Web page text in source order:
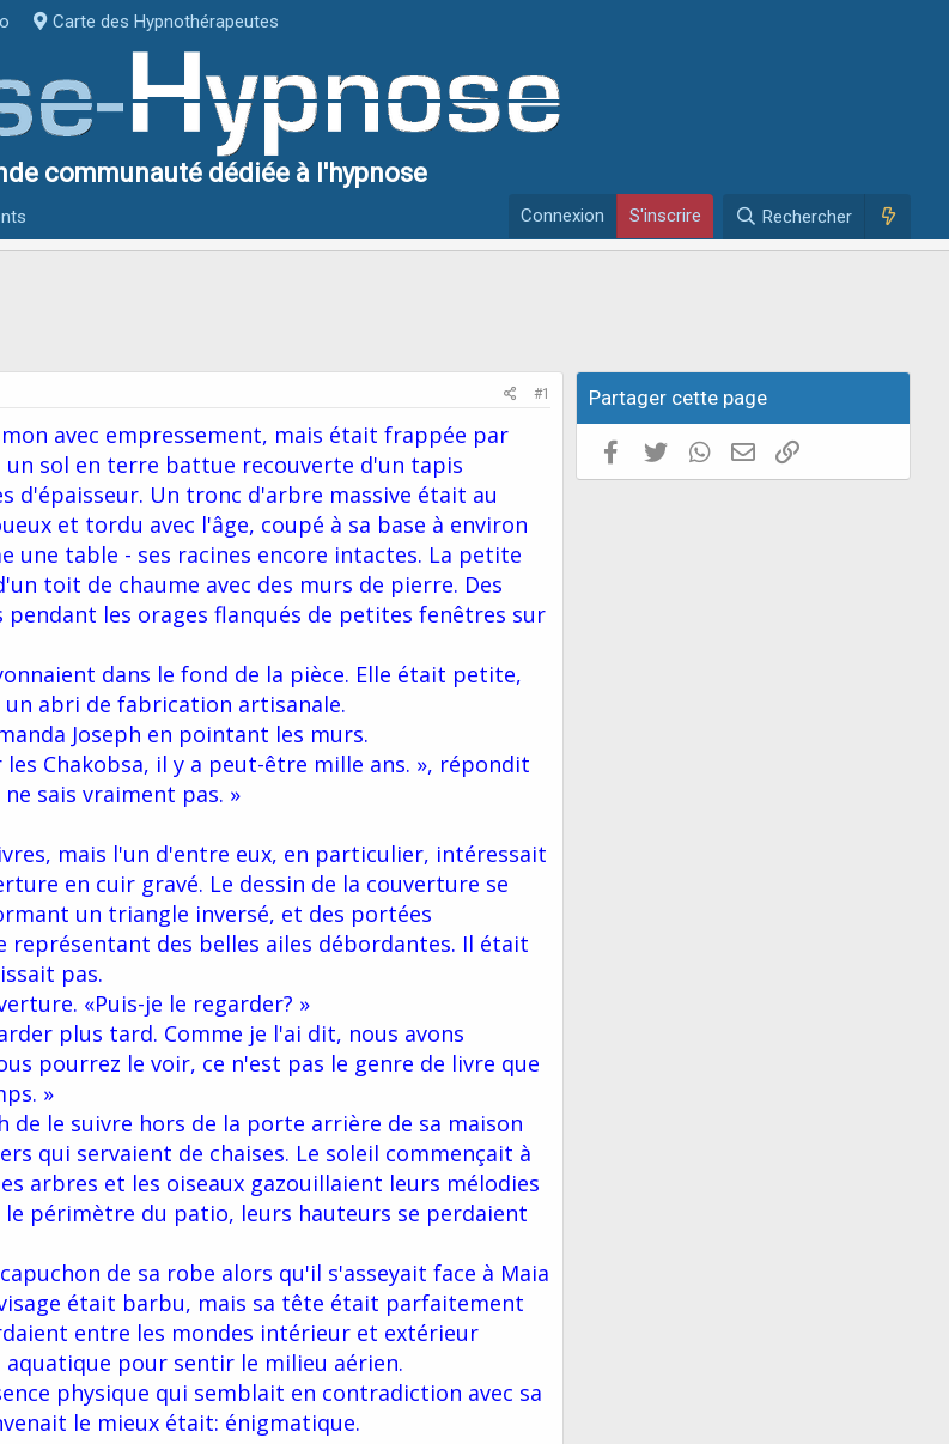
Carte des Hypnothérapeutes
communauté dédiée à l'hypnose
Connexion S'inscrire Rechercher
#1
avec empressement, mais était frappée par
sol en terre battue recouverte d'un tapis
d'épaisseur. Un tronc d'arbre massive était au
et tordu avec l'âge, coupé à sa base à environ
table - ses racines encore intactes. La petite
toit de chaume avec des murs de pierre. Des
les orages flanqués de petites fenêtres sur
dans le fond de la pièce. Elle était petite,
abri de fabrication artisanale.
Joseph en pointant les murs.
Chakobsa, il y a peut-être mille ans. », répondit
sais vraiment pas. »
mais l'un d'entre eux, en particulier, intéressait
en cuir gravé. Le dessin de la couverture se
un triangle inversé, et des portées
des belles ailes débordantes. Il était
pas.
«Puis-je le regarder? »
plus tard. Comme je l'ai dit, nous avons
pourrez le voir, ce n'est pas le genre de livre que
»
de le suivre hors de la porte arrière de sa maison
qui servaient de chaises. Le soleil commençait à
arbres et les oiseaux gazouillaient leurs mélodies
périmètre du patio, leurs hauteurs se perdaient
de sa robe alors qu'il s'asseyait face à Maia
était barbu, mais sa tête était parfaitement
entre les mondes intérieur et extérieur
pour sentir le milieu aérien.
physique qui semblait en contradiction avec sa
le mieux était: énigmatique.
Partager cette page
Facebook
Twitter WhatsAppE-mail valide